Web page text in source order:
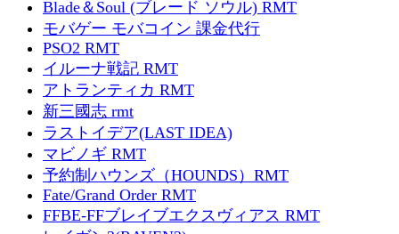
Blade＆Soul (ブレード ソウル) RMT
モバゲー モバコイン 課金代行
PSO2 RMT
イルーナ戦記 RMT
アトランティカ RMT
新三國志 rmt
ラストイデア(LAST IDEA)
マビノギ RMT
予約制ハウンズ（HOUNDS）RMT
Fate/Grand Order RMT
FFBE-FFブレイブエクスヴィアス RMT